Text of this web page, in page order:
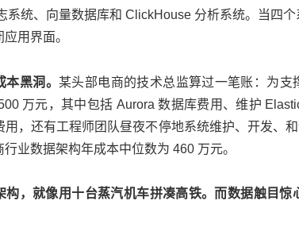
系统、向量数据库和 ClickHouse 分析系统。当四
用界面。
本黑洞。 某头部电商的技术总监算过一笔账：为支
万元，其中包括 Aurora 数据库费用、维护
用，还有工程师团队昼夜不停地系统维护、开发、
业数据架构年成本中位数为 460 万元。
构，就像用十台蒸汽机车拼凑高铁。而数据触目惊